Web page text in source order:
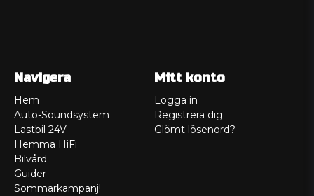
Navigera
Hem
Auto-Soundsystem
Lastbil 24V
Hemma HiFi
Bilvård
Guider
Sommarkampanj!
Mitt konto
Logga in
Registrera dig
Glömt lösenord?